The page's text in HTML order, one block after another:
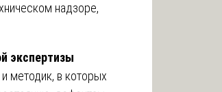
надзоре,
экспертизы
методик, в которых